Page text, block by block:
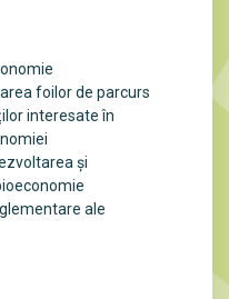
foilor de parcurs
interesate în
și
ale